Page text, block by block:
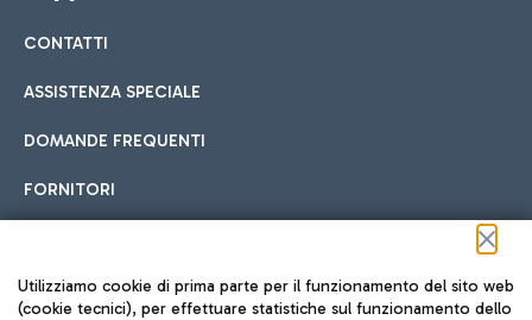
Cucina Internazionale
Hotel in aeroporto
Scegli l'alloggio più adatto e approfitta della vicinanza
all'aeroporto.
Car sharing
Con il Car Sharing è ancora più facile spostarsi
CONTATTI
ASSISTENZA SPECIALE
DOMANDE FREQUENTI
FORNITORI
Seguici sui social
Utilizziamo cookie di prima parte per il funzionamento del sito web
(cookie tecnici), per effettuare statistiche sul funzionamento dello